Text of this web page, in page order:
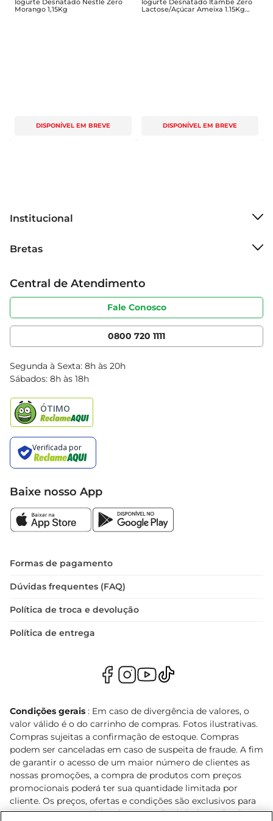
Morango 1,15Kg
DISPONÍVEL EM BREVE
Lactose/Açúcar Ameixa 1.15Kg
Embalagem Econômica
DISPONÍVEL EM BREVE
Institucional
Grupo Cencosud
Sobre privacidade
Portal do fornecedor
Cencosud Media
Bretas
Produtos Bretas
Código de ética
Serviços
Clube Bretas
Blog Bretas
Black Friday
Central de Atendimento
Fale Conosco
0800 720 1111
Segunda à Sexta: 8h às 20h
Sábados: 8h às 18h
Baixe nosso App
Formas de pagamento
Dúvidas frequentes (FAQ)
Política de troca e devolução
Política de entrega
Condições gerais : Em caso de divergência de valores, o
valor válido é o do carrinho de compras. Fotos ilustrativas.
Compras sujeitas a confirmação de estoque. Compras
podem ser canceladas em caso de suspeita de fraude. A fim
de garantir o acesso de um maior número de clientes as
nossas promoções, a compra de produtos com preços
promocionais poderá ter sua quantidade limitada por
cliente. Os preços, ofertas e condições são exclusivos para
o e-commerce e válidos durante o dia de hoje, podendo